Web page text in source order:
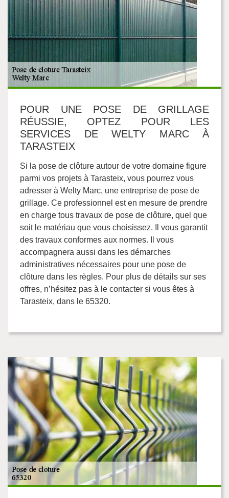
POUR UNE POSE DE GRILLAGE
RÉUSSIE, OPTEZ POUR LES
SERVICES DE WELTY MARC À
TARASTEIX
Si la pose de clôture autour de votre domaine figure
parmi vos projets à Tarasteix, vous pourrez vous
adresser à Welty Marc, une entreprise de pose de
grillage. Ce professionnel est en mesure de prendre
en charge tous travaux de pose de clôture, quel que
soit le matériau que vous choisissez. Il vous garantit
des travaux conformes aux normes. Il vous
accompagnera aussi dans les démarches
administratives nécessaires pour une pose de
clôture dans les règles. Pour plus de détails sur ses
offres, n’hésitez pas à le contacter si vous êtes à
Tarasteix, dans le 65320.